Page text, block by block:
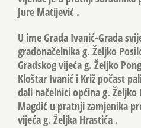
Jure Matijević .
U ime Grada Ivanić-Grada
gradonačelnika g. Željko
Gradskog vijeća g. Željko
Kloštar Ivanić i Križ počast
dali načelnici općina g. Željko
Magdić u pratnji zamjenika
vijeća g. Željka Hrastića .